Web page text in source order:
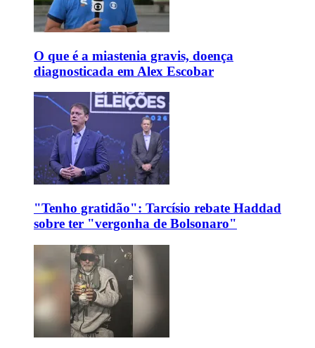
O que é a miastenia gravis, doença
diagnosticada em Alex Escobar
"Tenho gratidão": Tarcísio rebate Haddad
sobre ter "vergonha de Bolsonaro"